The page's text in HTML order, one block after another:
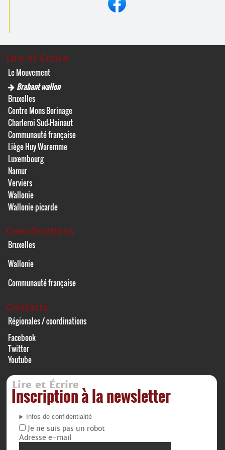
Lire et Écrire
Le Mouvement
Brabant wallon
Bruxelles
Centre Mons Borinage
Charleroi Sud-Hainaut
Communauté française
Liège Huy Waremme
Luxembourg
Namur
Verviers
Wallonie
Wallonie picarde
Coordinations
Bruxelles
Wallonie
Communauté française
Contacts
Régionales / coordinations
Facebook
Twitter
Youtube
Lire et Écrire
Inscription à la newsletter
Infos de confidentialité
Je ne suis pas un robot
Adresse e-mail